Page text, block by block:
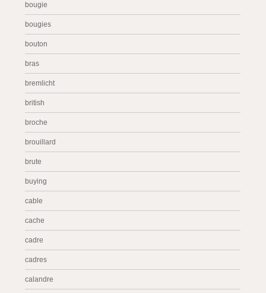
bougie
bougies
bouton
bras
bremlicht
british
broche
brouillard
brute
buying
cable
cache
cadre
cadres
calandre